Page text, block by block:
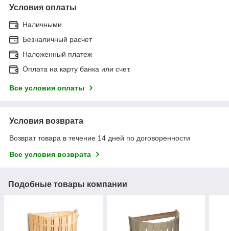
Условия оплаты
Наличными
Безналичный расчет
Наложенный платеж
Оплата на карту банка или счет.
Все условия оплаты
Условия возврата
Возврат товара в течение 14 дней по договоренности
Все условия возврата
Подобные товары компании